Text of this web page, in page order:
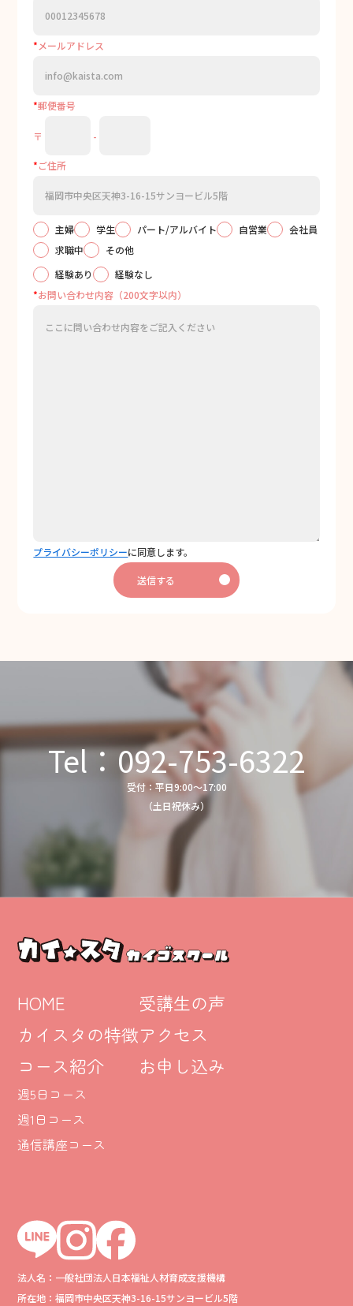
* メールアドレス
*郵便番号
〒 -
*ご住所
主婦 学生 パート/アルバイト 自営業
会社員
求職中
その他
経験あり
経験なし
*お問い合わせ内容（200文字以内）
プライバシーポリシーに同意します。
Tel：092-753-6322
受付：平日9:00〜17:00
（土日祝休み）
法人名：一般社団法人日本福祉人材育成支援機構
所在地：福岡市中央区天神3-16-15サンヨービル5階
HOME
カイスタの特徴
コース紹介
週5日コース
週1日コース
通信講座コース
受講生の声
アクセス
お申し込み